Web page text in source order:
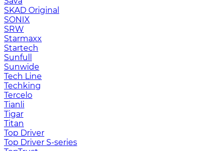
SKAD Original
SONIX
SRW
Starmaxx
Startech
Sunfull
Sunwide
Tech Line
Techking
Tercelo
Tianli
Tigar
Titan
Top Driver
Top Driver S-series